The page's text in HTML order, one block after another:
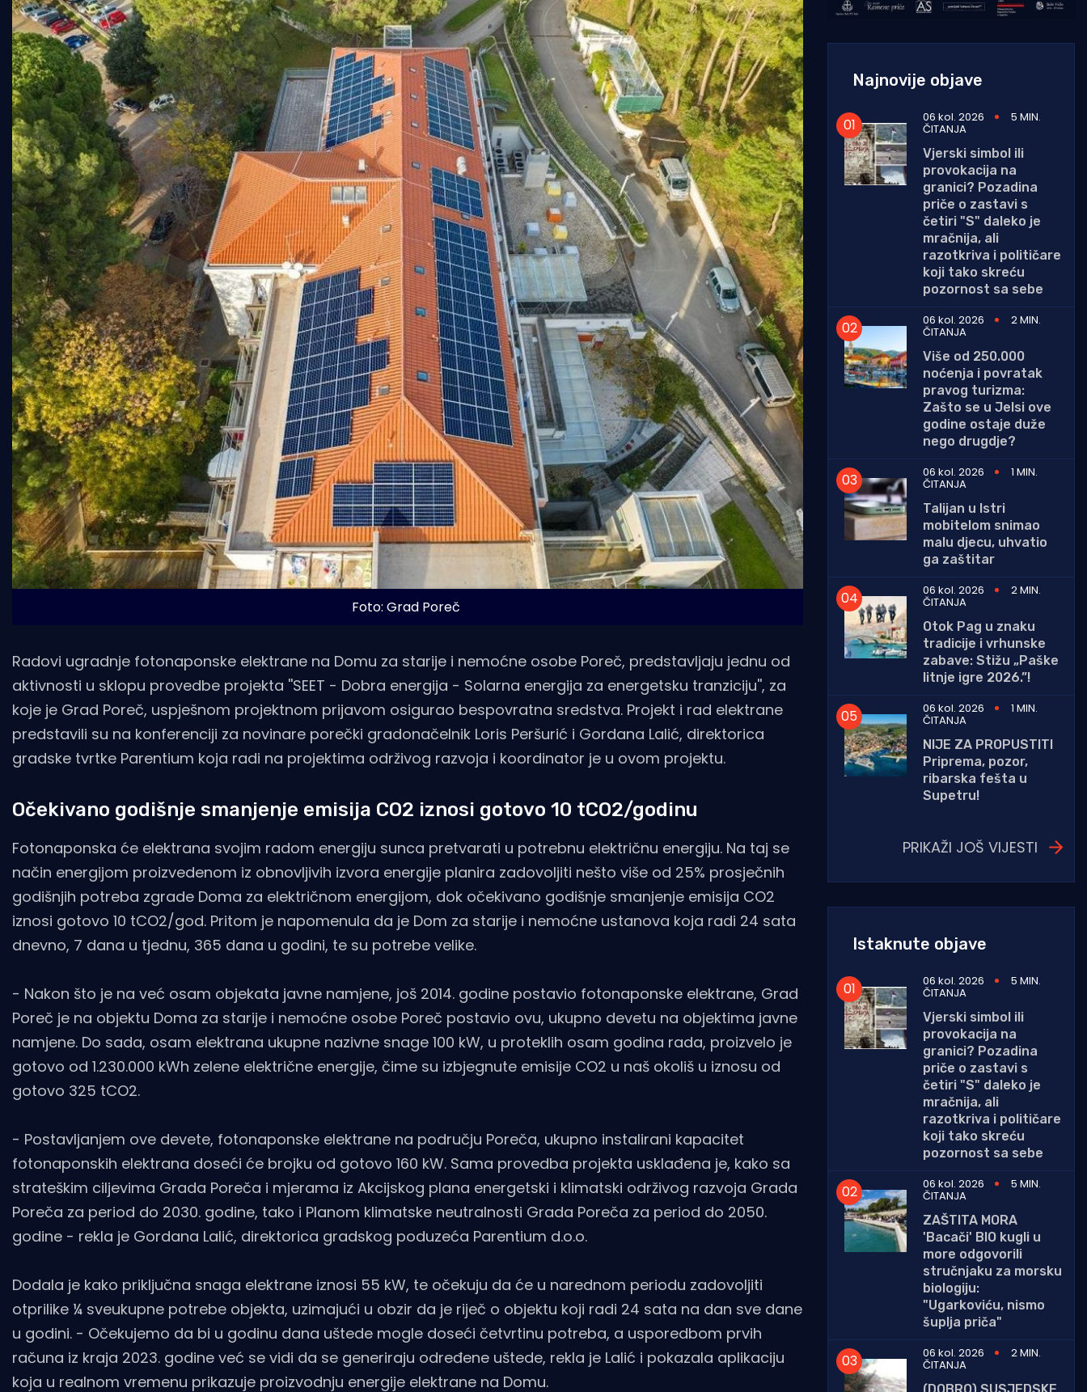
Foto: Grad Poreč
Radovi ugradnje fotonaponske elektrane na Domu za starije i nemoćne osobe Poreč, predstavljaju jednu od
aktivnosti u sklopu provedbe projekta ''SEET - Dobra energija - Solarna energija za energetsku tranziciju'', za
koje je Grad Poreč, uspješnom projektnom prijavom osigurao bespovratna sredstva. Projekt i rad elektrane
predstavili su na konferenciji za novinare porečki gradonačelnik Loris Peršurić i Gordana Lalić, direktorica
gradske tvrtke Parentium koja radi na projektima održivog razvoja i koordinator je u ovom projektu.
Očekivano godišnje smanjenje emisija CO2 iznosi gotovo 10 tCO2/godinu
Fotonaponska će elektrana svojim radom energiju sunca pretvarati u potrebnu električnu energiju. Na taj se
način energijom proizvedenom iz obnovljivih izvora energije planira zadovoljiti nešto više od 25% prosječnih
godišnjih potreba zgrade Doma za električnom energijom, dok očekivano godišnje smanjenje emisija CO2
iznosi gotovo 10 tCO2/god. Pritom je napomenula da je Dom za starije i nemoćne ustanova koja radi 24 sata
dnevno, 7 dana u tjednu, 365 dana u godini, te su potrebe velike.
- Nakon što je na već osam objekata javne namjene, još 2014. godine postavio fotonaponske elektrane, Grad
Poreč je na objektu Doma za starije i nemoćne osobe Poreč postavio ovu, ukupno devetu na objektima javne
namjene. Do sada, osam elektrana ukupne nazivne snage 100 kW, u proteklih osam godina rada, proizvelo je
gotovo od 1.230.000 kWh zelene električne energije, čime su izbjegnute emisije CO2 u naš okoliš u iznosu od
gotovo 325 tCO2.
- Postavljanjem ove devete, fotonaponske elektrane na području Poreča, ukupno instalirani kapacitet
fotonaponskih elektrana doseći će brojku od gotovo 160 kW. Sama provedba projekta usklađena je, kako sa
strateškim ciljevima Grada Poreča i mjerama iz Akcijskog plana energetski i klimatski održivog razvoja Grada
Poreča za period do 2030. godine, tako i Planom klimatske neutralnosti Grada Poreča za period do 2050.
godine - rekla je Gordana Lalić, direktorica gradskog poduzeća Parentium d.o.o.
Dodala je kako priključna snaga elektrane iznosi 55 kW, te očekuju da će u narednom periodu zadovoljiti
otprilike ¼ sveukupne potrebe objekta, uzimajući u obzir da je riječ o objektu koji radi 24 sata na dan sve dane
u godini. - Očekujemo da bi u godinu dana uštede mogle doseći četvrtinu potreba, a usporedbom prvih
računa iz kraja 2023. godine već se vidi da se generiraju određene uštede, rekla je Lalić i pokazala aplikaciju
koja u realnom vremenu prikazuje proizvodnju energije elektrane na Domu.
Najnovije objave
06 kol. 2026 5 MIN.
ČITANJA
Vjerski simbol ili
provokacija na
granici? Pozadina
priče o zastavi s
četiri "S" daleko je
mračnija, ali
razotkriva i političare
koji tako skreću
pozornost sa sebe
06 kol. 2026
2 MIN.
ČITANJA
Više od 250.000
noćenja i povratak
pravog turizma:
Zašto se u Jelsi ove
godine ostaje duže
nego drugdje?
06 kol. 2026
1 MIN.
ČITANJA
Talijan u Istri
mobitelom snimao
malu djecu, uhvatio
ga zaštitar
06 kol. 2026
2 MIN.
ČITANJA
Otok Pag u znaku
tradicije i vrhunske
zabave: Stižu „Paške
litnje igre 2026.”!
06 kol. 2026
1 MIN.
ČITANJA
NIJE ZA PROPUSTITI
Priprema, pozor,
ribarska fešta u
Supetru!
PRIKAŽI JOŠ VIJESTI
Istaknute objave
06 kol. 2026 5 MIN.
ČITANJA
Vjerski simbol ili
provokacija na
granici? Pozadina
priče o zastavi s
četiri "S" daleko je
mračnija, ali
razotkriva i političare
koji tako skreću
pozornost sa sebe
06 kol. 2026
5 MIN.
ČITANJA
ZAŠTITA MORA
'Bacači' BIO kugli u
more odgovorili
stručnjaku za morsku
biologiju:
"Ugarkoviću, nismo
šuplja priča"
06 kol. 2026
2 MIN.
ČITANJA
(DOBRO) SUSJEDSKE